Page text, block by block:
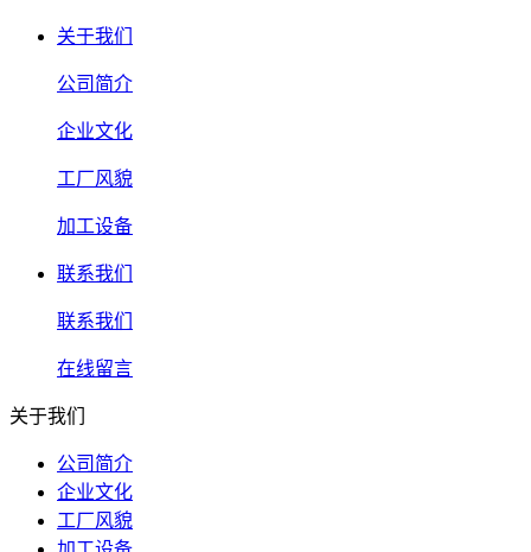
关于我们
公司简介
企业文化
工厂风貌
加工设备
联系我们
联系我们
在线留言
关于我们
公司简介
企业文化
工厂风貌